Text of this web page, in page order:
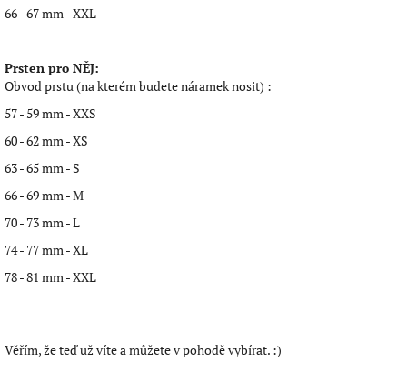
66 - 67 mm - XXL
Prsten pro NĚJ:
Obvod prstu (na kterém budete náramek nosit) :
57 - 59 mm - XXS
60 - 62 mm - XS
63 - 65 mm - S
66 - 69 mm - M
70 - 73 mm - L
74 - 77 mm - XL
78 - 81 mm - XXL
Věřím, že teď už víte a můžete v pohodě vybírat. :)